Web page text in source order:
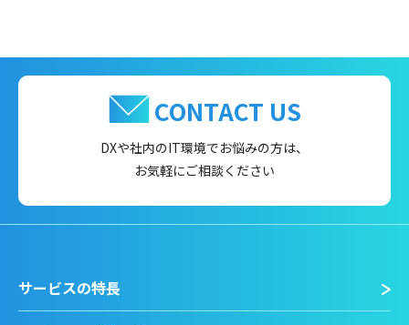
CONTACT US
DXや社内のIT環境でお悩みの方は、
お気軽にご相談ください
サービスの特長